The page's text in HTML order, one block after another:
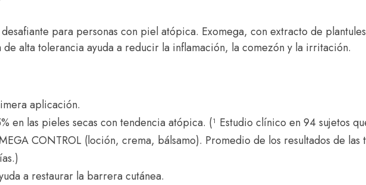
para personas con piel atópica. Exomega, con extracto de
de alta tolerancia ayuda a reducir la inflamación, la comezón y la irritación.
aplicación.
en las pieles secas con tendencia atópica. (¹ Estudio clínico en 94 sujetos
CONTROL (loción, crema, bálsamo). Promedio de los resultados de las
a restaurar la barrera cutánea.